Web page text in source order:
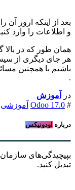
بعد از اینکه ارور آن
و اطلاعات را وارد
همان طور که در بالا
هر جای دیگری از
باشیم با همچنین
.
در
آموزش
#
Odoo 17.0 آموزشی
درباره اودونیکس
بپیچیدگی‌های
تبدیل کنید.